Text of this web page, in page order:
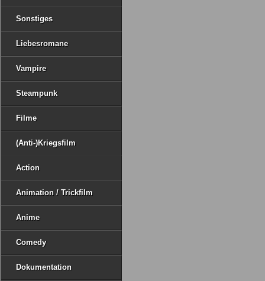
Sonstiges
Liebesromane
Vampire
Steampunk
Filme
(Anti-)Kriegsfilm
Action
Animation / Trickfilm
Anime
Comedy
Dokumentation